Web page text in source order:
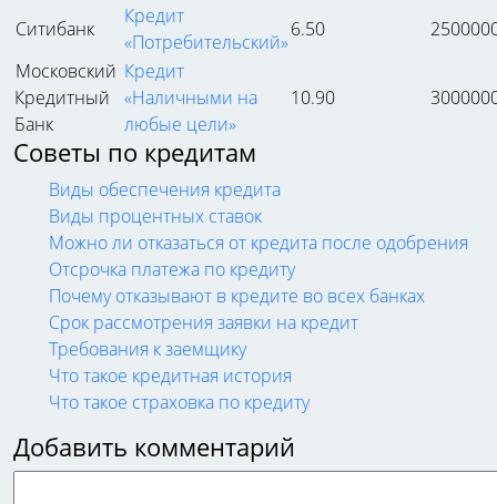
Ситибанк
Кредит
«Потребительский»
6.50
Московский
Кредитный
Банк
Кредит
«Наличными на
любые цели»
10.90
Советы по кредитам
Виды обеспечения кредита
Виды процентных ставок
Можно ли отказаться от кредита после одобрения
Отсрочка платежа по кредиту
Почему отказывают в кредите во всех банках
Срок рассмотрения заявки на кредит
Требования к заемщику
Что такое кредитная история
Что такое страховка по кредиту
Добавить комментарий